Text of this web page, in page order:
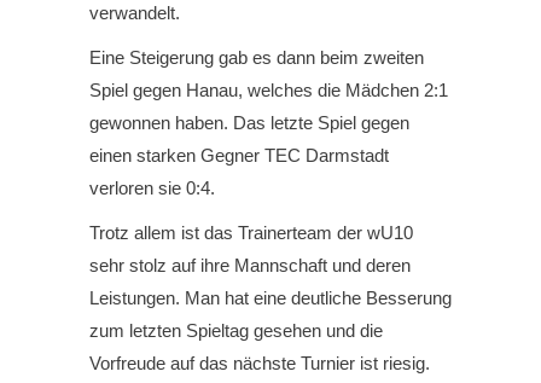
verwandelt.
Eine Steigerung gab es dann beim zweiten
Spiel gegen Hanau, welches die Mädchen 2:1
gewonnen haben. Das letzte Spiel gegen
einen starken Gegner TEC Darmstadt
verloren sie 0:4.
Trotz allem ist das Trainerteam der wU10
sehr stolz auf ihre Mannschaft und deren
Leistungen. Man hat eine deutliche Besserung
zum letzten Spieltag gesehen und die
Vorfreude auf das nächste Turnier ist riesig.